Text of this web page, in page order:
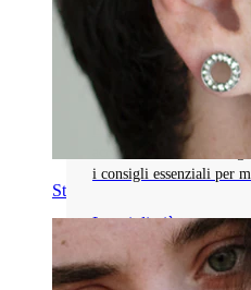
Stretching
Tipi di Gioielli da Piercing
GUIDA AI TAPERS
IN SICUREZZA
Esplora i tapers da
acrilico e acciaio
i consigli essenziali per
Leggi di più